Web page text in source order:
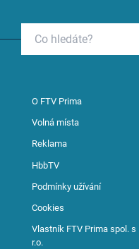
O FTV Prima
Volná místa
Reklama
HbbTV
Podmínky užívání
Cookies
Vlastník FTV Prima spol. s
r.o.